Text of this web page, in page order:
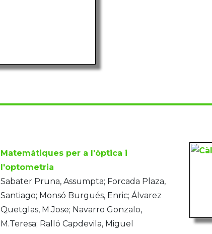
Matemàtiques per a l'òptica i
l'optometria
Sabater Pruna, Assumpta; Forcada Plaza,
Santiago; Monsó Burgués, Enric; Álvarez
Quetglas, M.Jose; Navarro Gonzalo,
M.Teresa; Ralló Capdevila, Miguel